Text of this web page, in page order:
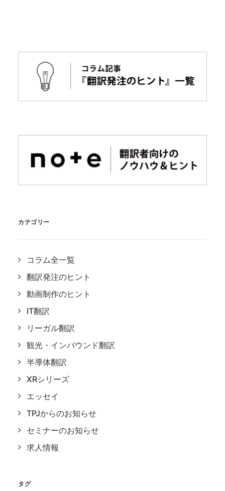
カテゴリー
コラム全一覧
翻訳発注のヒント
動画制作のヒント
IT翻訳
リーガル翻訳
観光・インバウンド翻訳
半導体翻訳
XRシリーズ
エッセイ
TPJからのお知らせ
セミナーのお知らせ
求人情報
タグ